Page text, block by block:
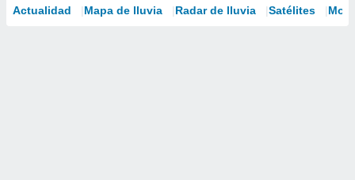
Actualidad Mapa de lluvia Radar de lluvia Satélites